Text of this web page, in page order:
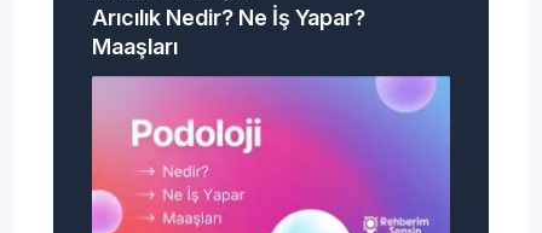
Arıcılık Nedir? Ne İş Yapar?
Maaşları